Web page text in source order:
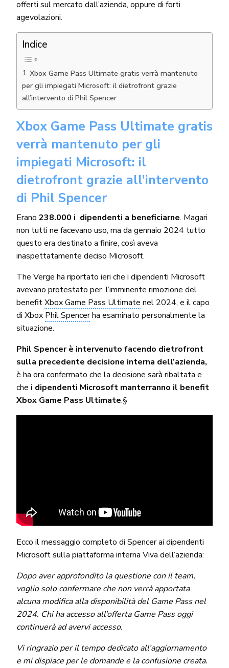
offerti sul mercato dall’azienda, oppure di forti
agevolazioni.
Indice
Xbox Game Pass Ultimate gratis verrà mantenuto
per gli impiegati Microsoft: il dietrofront grazie
all’intervento di Phil Spencer
Xbox Game Pass Ultimate gratis
verrà mantenuto per gli
impiegati Microsoft: il
dietrofront grazie all’intervento
di Phil Spencer
Erano 238.000 i dipendenti a beneficiarne. Magari
non tutti ne facevano uso, ma da gennaio 2024 tutto
questo era destinato a finire, così aveva
inaspettatamente deciso Microsoft.
The Verge ha riportato ieri che i dipendenti Microsoft
avevano protestato per l’imminente rimozione del
benefitXbox Game Pass Ultimate nel 2024, e il capo
di Xbox Phil Spencerha esaminato personalmente la
situazione.
Phil Spencer è intervenuto facendo dietrofront
sulla precedente decisione interna dell’azienda,
è ha ora confermato che la decisione sarà ribaltata e
che i dipendenti Microsoft manterranno il benefit
Xbox Game Pass Ultimate.§
Ecco il messaggio completo di Spencer ai dipendenti
Microsoft sulla piattaforma interna Viva dell’azienda:
Dopo aver approfondito la questione con il team,
voglio solo confermare che non verrà apportata
alcuna modifica alla disponibilità del Game Pass nel
2024. Chi ha accesso all’offerta Game Pass oggi
continuerà ad avervi accesso.
Vi ringrazio per il tempo dedicato all’aggiornamento
e mi dispiace per le domande e la confusione creata.